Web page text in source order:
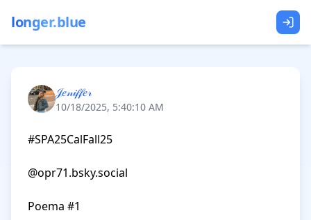
longer.blue
𝒥𝑒𝓃𝒾𝒻𝒻𝑒𝓇
10/18/2025, 5:40:10 AM
#SPA25CalFall25
@opr71.bsky.social
Poema #1